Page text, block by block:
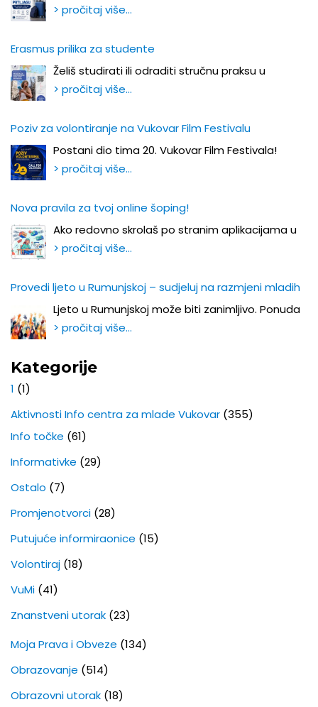
> pročitaj više…
Erasmus prilika za studente
Želiš studirati ili odraditi stručnu praksu u
> pročitaj više…
Poziv za volontiranje na Vukovar Film Festivalu
Postani dio tima 20. Vukovar Film Festivala!
> pročitaj više…
Nova pravila za tvoj online šoping!
Ako redovno skrolaš po stranim aplikacijama u
> pročitaj više…
Provedi ljeto u Rumunjskoj – sudjeluj na razmjeni mladih
Ljeto u Rumunjskoj može biti zanimljivo. Ponuda
> pročitaj više…
Kategorije
1 (1)
Aktivnosti Info centra za mlade Vukovar (355)
Info točke (61)
Informativke (29)
Ostalo (7)
Promjenotvorci (28)
Putujuće informiraonice (15)
Volontiraj (18)
VuMi (41)
Znanstveni utorak (23)
Moja Prava i Obveze (134)
Obrazovanje (514)
Obrazovni utorak (18)